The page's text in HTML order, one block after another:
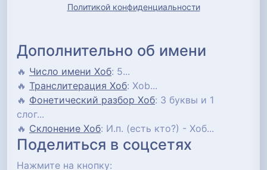
Политикой конфиденциальности
Дополнительно об имени
🔥 Число имени Хоб: 5...
🔥 Транслитерация Хоб: Xob...
🔥 Фонетический разбор Хоб: 3 буквы и 1
слог...
🔥 Склонение Хоб: И.п. (есть кто?) - Хоб...
Поделиться в соцсетях
Нажмите на кнопку: